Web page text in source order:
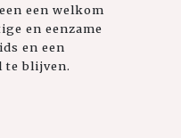
een welkom
en eenzame
en een
te blijven.